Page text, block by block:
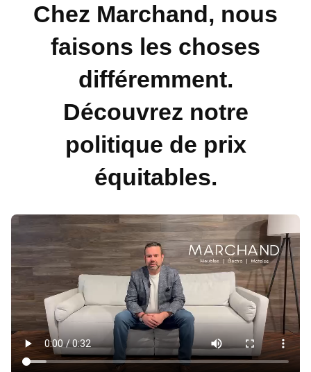
Chez Marchand, nous
faisons les choses
différemment.
Découvrez notre
politique de prix
équitables.